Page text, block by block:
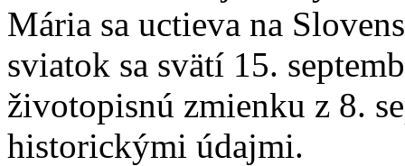
Mária sa uctieva na
sviatok sa svätí 15.
životopisnú zmienku z 8.
historickými údajmi.